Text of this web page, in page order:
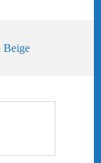
Beige